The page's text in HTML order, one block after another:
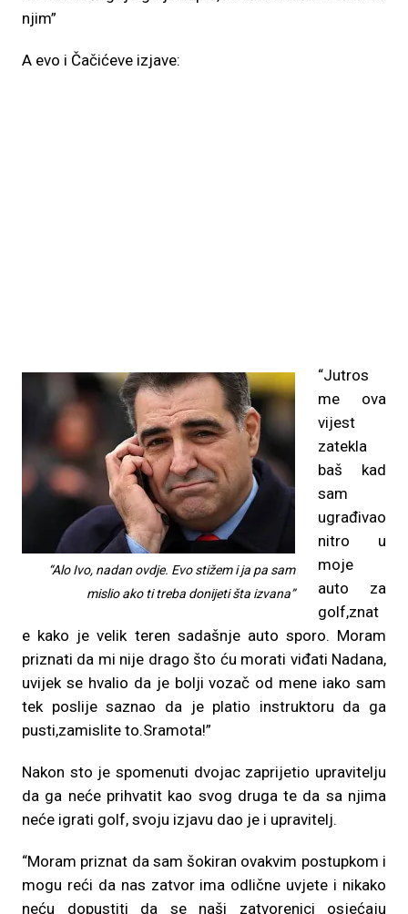
njim”
A evo i Čačićeve izjave:
“Alo Ivo, nadan ovdje. Evo stižem i ja pa sam
mislio ako ti treba donijeti šta izvana”
“Jutros
me ova
vijest
zatekla
baš kad
sam
ugrađivao
nitro u
moje
auto za
golf,znat
e kako je velik teren sadašnje auto sporo. Moram
priznati da mi nije drago što ću morati viđati Nadana,
uvijek se hvalio da je bolji vozač od mene iako sam
tek poslije saznao da je platio instruktoru da ga
pusti,zamislite to.Sramota!”
Nakon sto je spomenuti dvojac zaprijetio upravitelju
da ga neće prihvatit kao svog druga te da sa njima
neće igrati golf, svoju izjavu dao je i upravitelj.
“Moram priznat da sam šokiran ovakvim postupkom i
mogu reći da nas zatvor ima odlične uvjete i nikako
neću dopustiti da se naši zatvorenici osjećaju